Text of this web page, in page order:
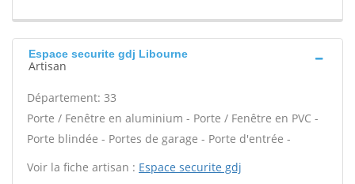
Espace securite gdj Libourne
Artisan
Département: 33
Porte / Fenêtre en aluminium - Porte / Fenêtre en PVC -
Porte blindée - Portes de garage - Porte d'entrée -
Voir la fiche artisan : Espace securite gdj